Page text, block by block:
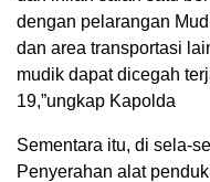
dengan pelarangan
dan area transportasi
mudik dapat dicegah
19,”ungkap Kapolda
Sementara itu, di sela-
Penyerahan alat